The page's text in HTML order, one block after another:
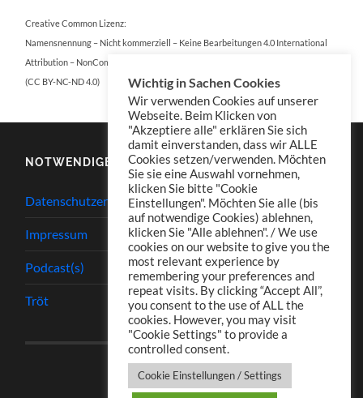
Creative Common Lizenz:
Namensnennung – Nicht kommerziell – Keine Bearbeitungen 4.0 International
Attribution – NonCommercial – NoDerivatives 4.0 International
(CC BY-NC-ND 4.0)
NOTWENDIGES
Datenschutzerklärung
Impressum
Podcast(s)
Tröt
Wichtig in Sachen Cookies
Wir verwenden Cookies auf unserer
Webseite. Beim Klicken von
"Akzeptiere alle" erklären Sie sich
damit einverstanden, dass wir ALLE
Cookies setzen/verwenden. Möchten
Sie sie eine Auswahl vornehmen,
klicken Sie bitte "Cookie
Einstellungen". Möchten Sie alle (bis
auf notwendige Cookies) ablehnen,
klicken Sie "Alle ablehnen". / We use
cookies on our website to give you the
most relevant experience by
remembering your preferences and
repeat visits. By clicking “Accept All”,
you consent to the use of ALL the
cookies. However, you may visit
"Cookie Settings" to provide a
controlled consent.
Cookie Einstellungen / Settings